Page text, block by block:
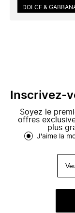
DOLCE &
Inscrivez-
Soyez le
offres
plus
J'aime la